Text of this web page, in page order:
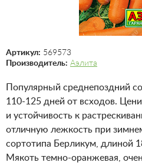
Артикул: 569573
Производитель: Аэлита
Популярный среднепоздний
110-125 дней от всходов.
и устойчивость к
отличную лежкость при
сортотипа Берликум, длиной
Мякоть темно-оранжевая,